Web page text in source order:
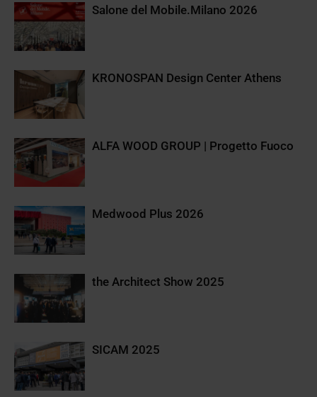
Salone del Mobile.Milano 2026
KRONOSPAN Design Center Athens
ALFA WOOD GROUP | Progetto Fuoco
Medwood Plus 2026
the Architect Show 2025
SICAM 2025